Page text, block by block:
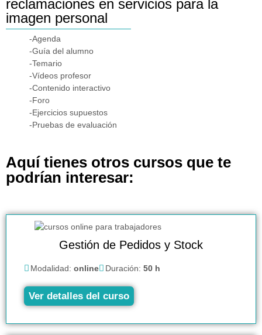
reclamaciones en servicios para la
imagen personal
-Agenda
-Guía del alumno
-Temario
-Vídeos profesor
-Contenido interactivo
-Foro
-Ejercicios supuestos
-Pruebas de evaluación
Aquí tienes otros cursos que te
podrían interesar:
Gestión de Pedidos y Stock
Modalidad: online Duración: 50 h
Ver detalles del curso